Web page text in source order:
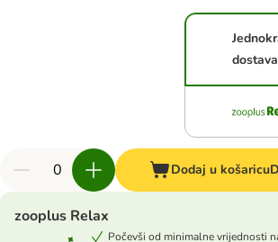
dostava
Dodaj u košaricu
zooplus Relax
Počevši od minimalne vrijednosti